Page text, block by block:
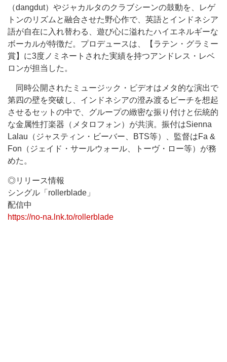
（dangdut）やジャカルタのクラブシーンの鼓動を、レゲ
トンのリズムと融合させた野心作で、英語とインドネシア
語が自在に入れ替わる、遊び心に溢れたハイエネルギーな
ボーカルが特徴だ。プロデュースは、【ラテン・グラミー
賞】に3度ノミネートされた実績を持つアンドレス・レベ
ロンが担当した。
同時公開されたミュージック・ビデオはメタ的な演出で
第四の壁を突破し、インドネシアの澄み渡るビーチを想起
させるセットの中で、グループの緻密な振り付けと伝統的
な金属性打楽器（メタロフォン）が共演。振付はSienna
Lalau（ジャスティン・ビーバー、BTS等）、監督はFa &
Fon（ジェイド・サールウォール、トーヴ・ロー等）が務
めた。
◎リリース情報
シングル「rollerblade」
配信中
https://no-na.lnk.to/rollerblade